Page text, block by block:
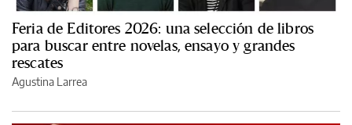
Feria de Editores 2026: una selección de libros
para buscar entre novelas, ensayo y grandes
rescates
Agustina Larrea